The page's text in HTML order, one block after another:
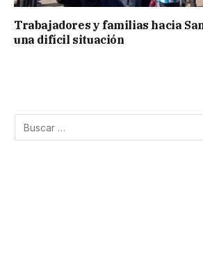
Trabajadores y familias hacia
una difícil situación